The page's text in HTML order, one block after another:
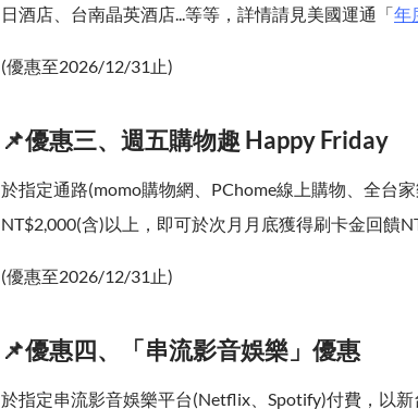
日酒店、台南晶英酒店...等等，詳情請見美國運通「年
(優惠至2026/12/31止)
📌優惠三、週五購物趣 Happy Friday
於指定通路(momo購物網、PChome線上購物、全台
NT$2,000(含)以上，即可於次月月底獲得刷卡金回饋
(優惠至2026/12/31止)
📌優惠四、「串流影音娛樂」優惠
於指定串流影音娛樂平台(Netflix、Spotify)付費，以